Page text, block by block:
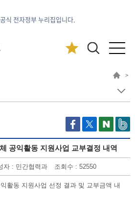
식 전자정부 누리집입니다.
>
공익활동 지원사업 교부결정 내역
자 : 민간협력과 조회수 : 52550
활동 지원사업 선정 결과 및 교부금액 내